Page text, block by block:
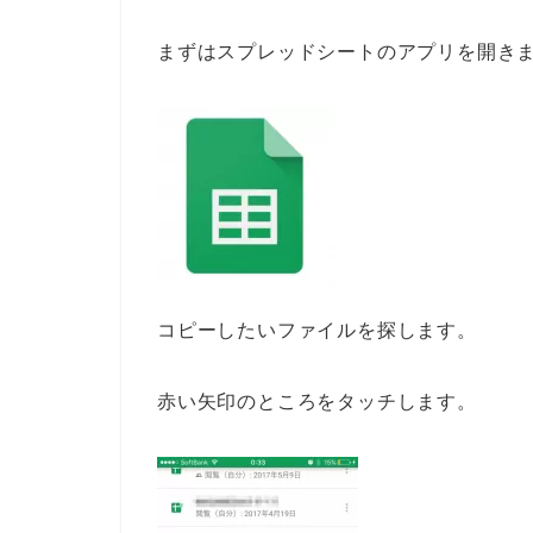
まずはスプレッドシートのアプリを開き
コピーしたいファイルを探します。
赤い矢印のところをタッチします。